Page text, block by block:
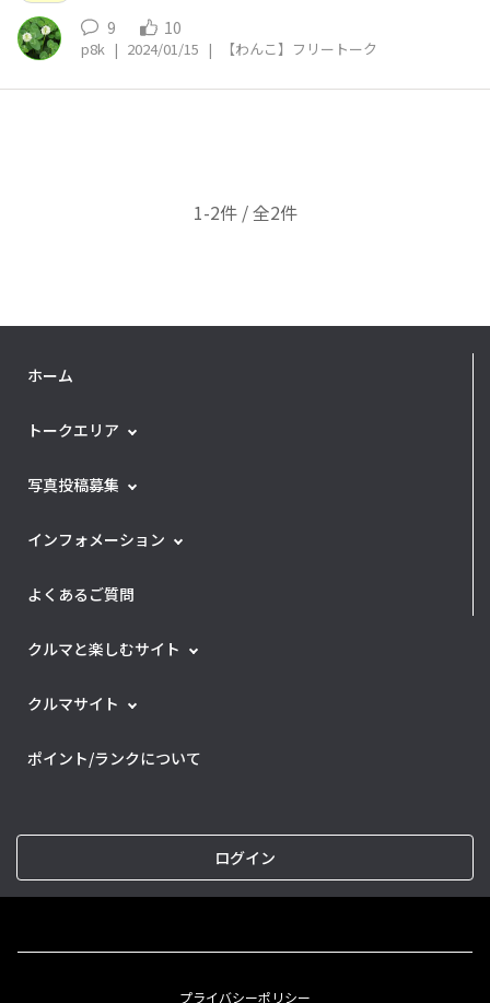
9 10
p8k | 2024/01/15 | 【わんこ】フリートーク
1-2件 / 全2件
ホーム
トークエリア
写真投稿募集
インフォメーション
よくあるご質問
クルマと楽しむサイト
クルマサイト
ポイント/ランクについて
ログイン
プライバシーポリシー